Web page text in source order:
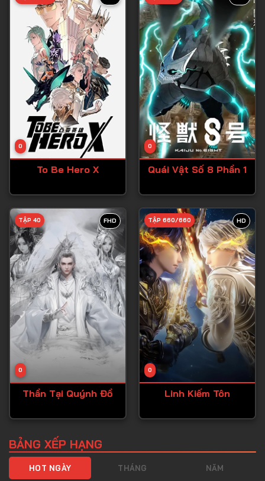
Tập 30
Tập 31
Tập 32
Tập 33
Tập 34
Tập 35
Tập 36
Tập 39
Tập 40
Tập 41
Tập 42
Tập 43
Tập 44
Tập 45
Tập 46
Tập 47
Tập 49
0
To Be Hero X
0
Quái Vật Số 8 Phần 1
FHD
0
TẬP 40
Thần Tại Quýnh Đồ
HD
0
TẬP 660/660
Linh Kiếm Tôn
BẢNG XẾP HẠNG
HOT NGÀY THÁNG NĂM